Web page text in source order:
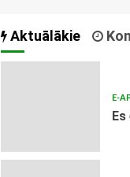
Aktuālākie
E-